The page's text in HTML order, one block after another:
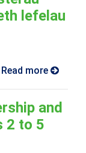
lefelau
Read more
and
2 to 5